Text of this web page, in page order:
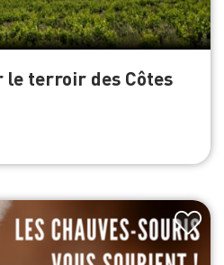
le terroir des Côtes